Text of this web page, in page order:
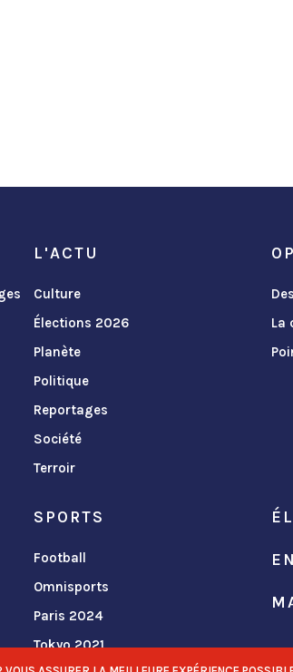
L'ACTU
Culture
Élections 2026
Planète
Politique
Reportages
Société
Terroir
La
SPORTS
Football
Omnisports
Paris 2024
Tokyo 2021